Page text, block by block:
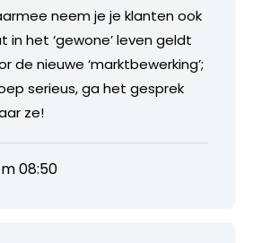
neem je je klanten ook
in het ‘gewone’ leven geldt
de nieuwe ‘marktbewerking’;
serieus, ga het gesprek
ze!
08:50